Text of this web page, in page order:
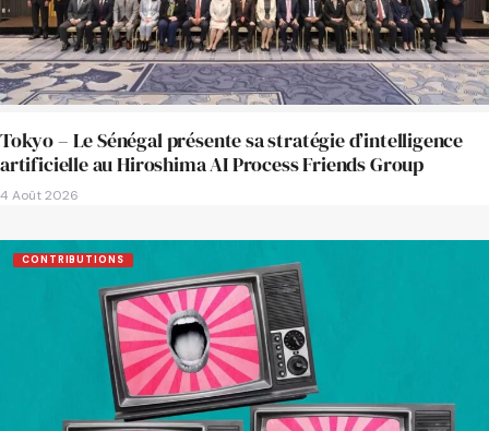
Tokyo – Le Sénégal présente sa stratégie d’intelligence
artificielle au Hiroshima AI Process Friends Group
4 Août 2026
CONTRIBUTIONS